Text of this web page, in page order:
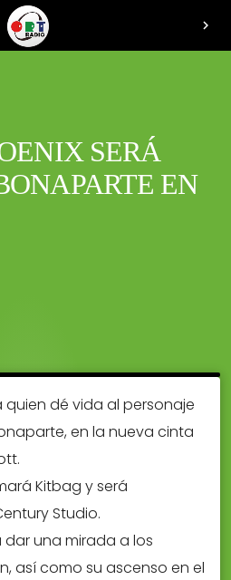
chevron_right
SERÁ
EN
quien dé vida al personaje
en la nueva cinta
Kitbag y será
Studio.
una mirada a los
así como su ascenso en el